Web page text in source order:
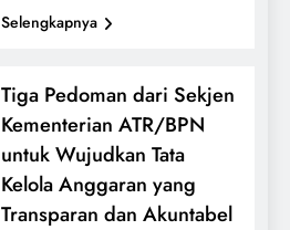
Selengkapnya
Tiga Pedoman dari Sekjen
Kementerian ATR/BPN
untuk Wujudkan Tata
Kelola Anggaran yang
Transparan dan Akuntabel